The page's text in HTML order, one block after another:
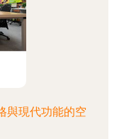
與現代功能的空